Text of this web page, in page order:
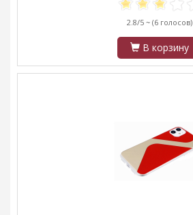
2.8/5 ~ (6 голосов)
В корзину